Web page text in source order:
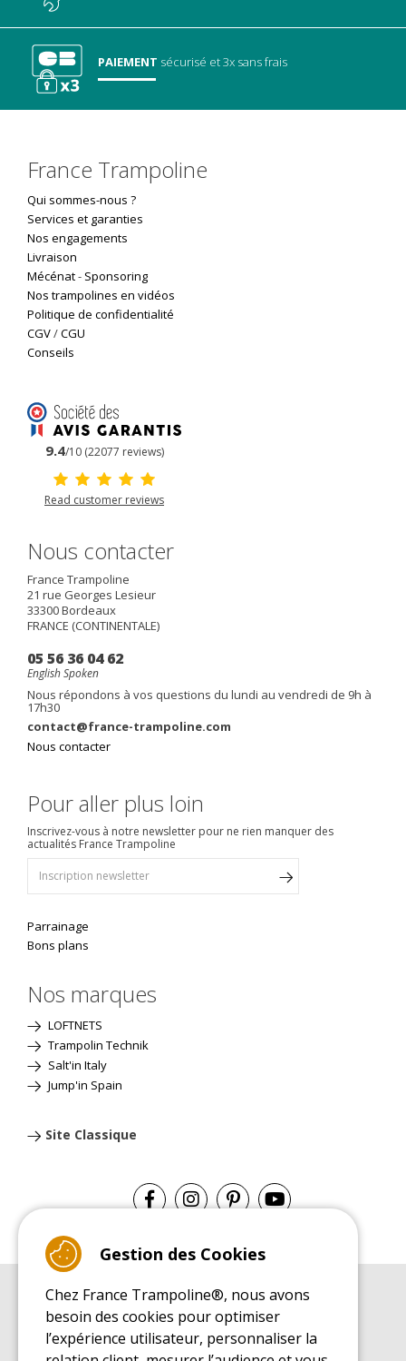
PAIEMENT sécurisé et 3x sans frais
France Trampoline
Qui sommes-nous ?
Services et garanties
Nos engagements
Livraison
Mécénat- Sponsoring
Nos trampolines en vidéos
Politique de confidentialité
CGV/CGU
Conseils
9.4/10 (22077 reviews)
Read customer reviews
Nous contacter
France Trampoline
21 rue Georges Lesieur
33300Bordeaux
FRANCE (CONTINENTALE)
05 56 36 04 62
English Spoken
Nous répondons à vos questions du lundi au vendredi de 9h à
17h30
contact@france-trampoline.com
Nous contacter
Pour aller plus loin
Inscrivez-vous à notre newsletter pour ne rien manquer des
actualités France Trampoline
Parrainage
Bons plans
Nos marques
LOFTNETS
Trampolin Technik
Salt'in Italy
Jump'in Spain
Site Classique
Guide d'achat pour les trampolines de loisirs
GUIDE DE MONTAGE
Gestion des Cookies
Chez France Trampoline®, nous avons
besoin des cookies pour optimiser
l’expérience utilisateur, personnaliser la